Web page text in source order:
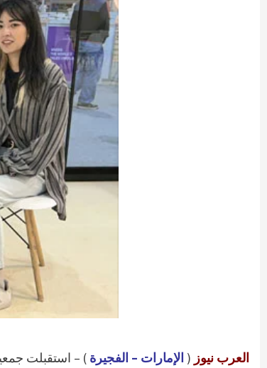
العرب نيوز ( الإمارات – الفجيرة